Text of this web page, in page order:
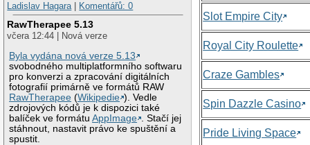
Ladislav Hagara| Komentářů: 0
RawTherapee 5.13
včera 12:44 | Nová verze
Byla vydána nová verze 5.13
svobodného multiplatformního softwaru
pro konverzi a zpracování digitálních
fotografií primárně ve formátů RAW
RawTherapee (Wikipedie ). Vedle
zdrojových kódů je k dispozici také
balíček ve formátuAppImage
. Stačí jej
stáhnout, nastavit právo ke spuštění a
spustit.
Slot Empire City
Royal City Roulette
Craze Gambles
Spin Dazzle Casino
Pride Living Space